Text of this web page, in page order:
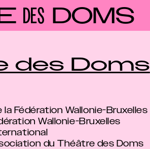
DES DOMS
des Doms
Fédération Wallonie-Bruxelles
Wallonie-Bruxelles
du Théâtre des Doms